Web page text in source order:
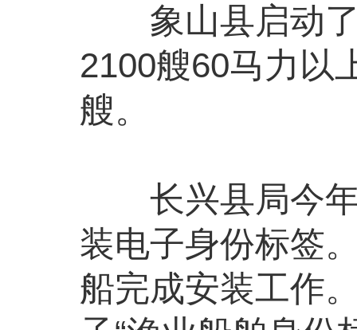
象山县启动了
2100艘60马力以
艘。
长兴县局今年
装电子身份标签
船完成安装工作